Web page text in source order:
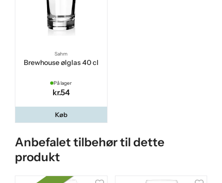
Sahm
Brewhouse ølglas 40 cl
På lager
kr.54
Køb
Anbefalet tilbehør til dette
produkt